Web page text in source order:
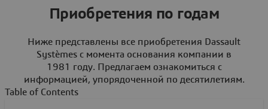
Приобретения по годам
Ниже представлены все приобретения Dassault
Systèmes с момента основания компании в
1981 году. Предлагаем ознакомиться с
информацией, упорядоченной по десятилетиям.
Table of Contents